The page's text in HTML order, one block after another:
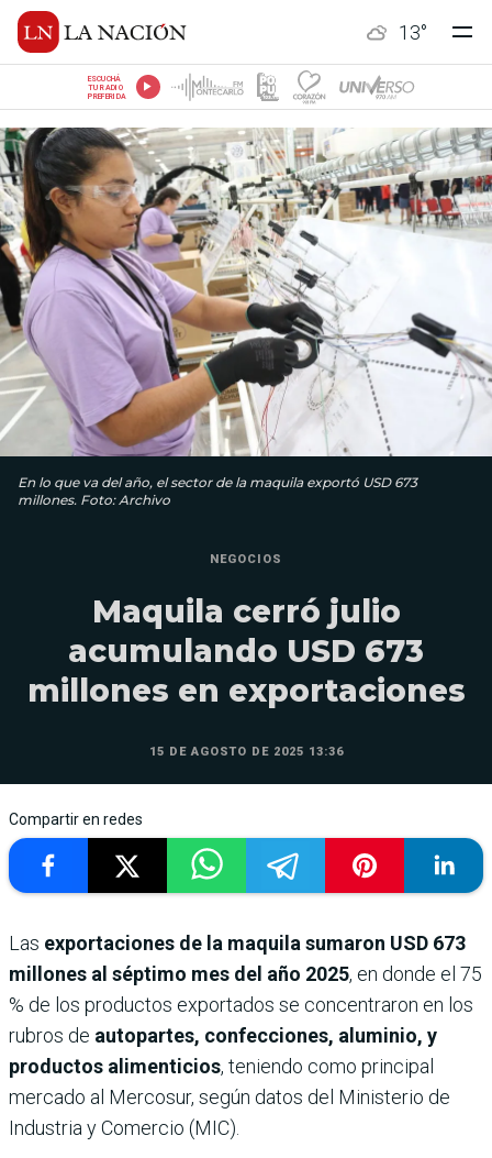
13°
ESCUCHÁ
TU RADIO
PREFERIDA
En lo que va del año, el sector de la maquila exportó USD 673
millones. Foto: Archivo
NEGOCIOS
Maquila cerró julio
acumulando USD 673
millones en exportaciones
15 DE AGOSTO DE 2025 13:36
Compartir en redes
Las exportaciones de la maquila sumaron USD 673
millones al séptimo mes del año 2025, en donde el 75
% de los productos exportados se concentraron en los
rubros de autopartes, confecciones, aluminio, y
productos alimenticios, teniendo como principal
mercado al Mercosur, según datos del Ministerio de
Industria y Comercio (MIC).